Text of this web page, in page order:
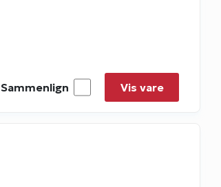
Sammenlign Vis vare